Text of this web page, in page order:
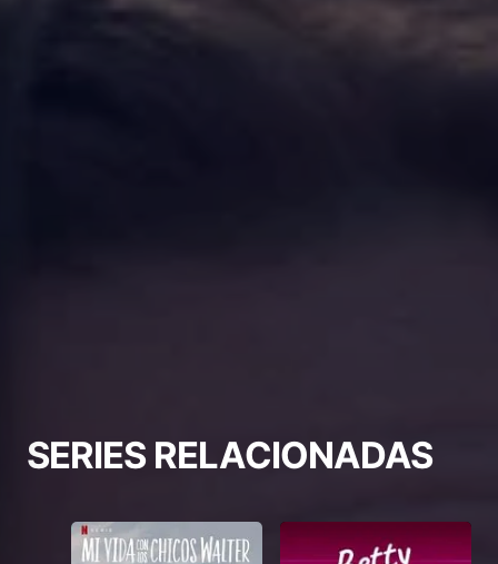
SERIES RELACIONADAS